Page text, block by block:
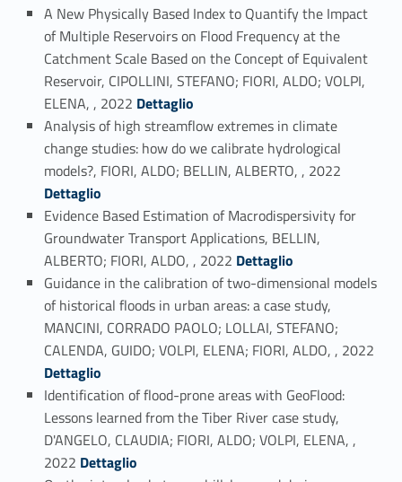
A New Physically Based Index to Quantify the Impact
of Multiple Reservoirs on Flood Frequency at the
Catchment Scale Based on the Concept of Equivalent
Reservoir, CIPOLLINI, STEFANO; FIORI, ALDO; VOLPI,
ELENA, , 2022 Link identifier #identifier_person_31973-18
Dettaglio
Analysis of high streamflow extremes in climate
change studies: how do we calibrate hydrological
models?, FIORI, ALDO; BELLIN, ALBERTO, , 2022
Dettaglio
Evidence Based Estimation of Macrodispersivity for
Groundwater Transport Applications, BELLIN,
ALBERTO; FIORI, ALDO, , 2022 Link identifier #identifier_person_182456-20
Dettaglio
Guidance in the calibration of two-dimensional models
of historical floods in urban areas: a case study,
MANCINI, CORRADO PAOLO; LOLLAI, STEFANO;
CALENDA, GUIDO; VOLPI, ELENA; FIORI, ALDO, , 2022
Dettaglio
Identification of flood-prone areas with GeoFlood:
Lessons learned from the Tiber River case study,
D'ANGELO, CLAUDIA; FIORI, ALDO; VOLPI, ELENA, ,
2022 Link identifier #identifier_person_172201-22
Dettaglio